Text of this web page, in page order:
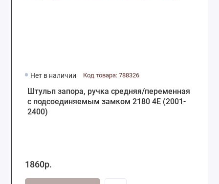
Нет в наличии Код товара: 788326
Штульп запора, ручка средняя/переменная
с подсоединяемым замком 2180 4Е (2001-
2400)
1860р.